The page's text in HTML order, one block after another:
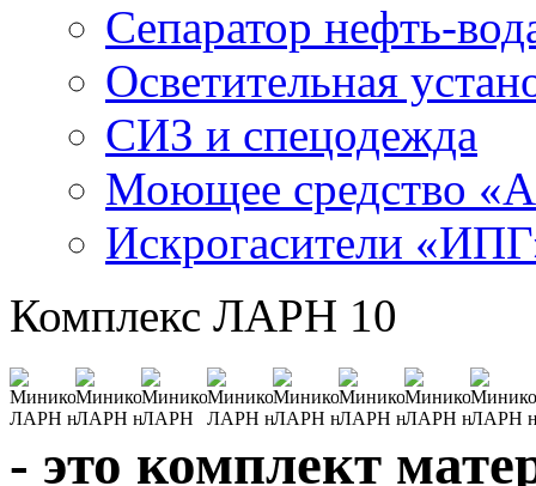
Сепаратор нефть-
Осветительная
СИЗ и спецодежда
Моющее средство
Искрогасители
Комплекс ЛАРН 10
- это комплект